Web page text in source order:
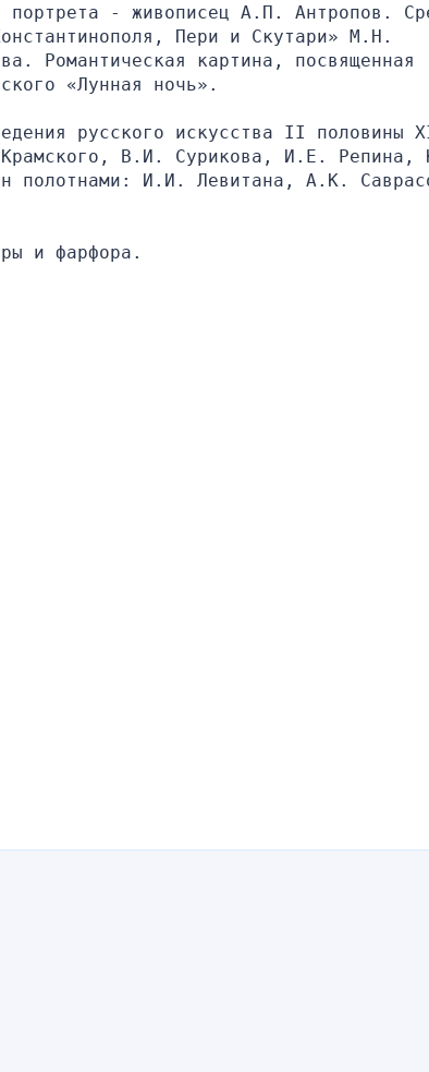
портрета - живописец А.П. Антропов.
Пери и Скутари» М.Н.
Романтическая картина, посвященная
«Лунная ночь».
русского искусства II половины
Крамского, В.И. Сурикова, И.Е. Репина,
полотнами: И.И. Левитана, А.К.
и фарфора.